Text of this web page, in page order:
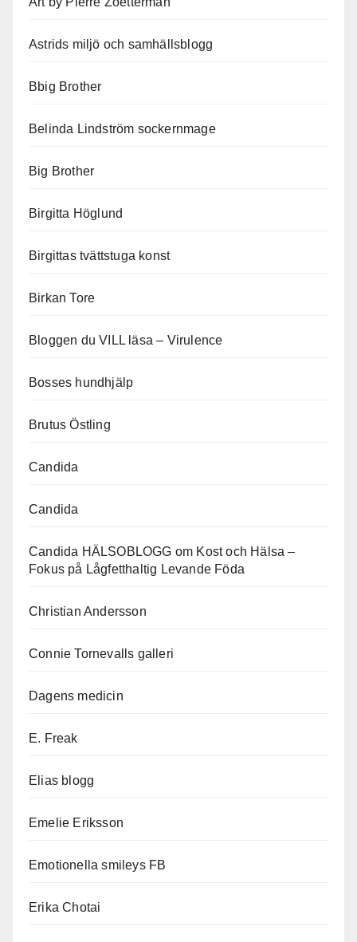
Astrids miljö och samhällsblogg
Bbig Brother
Belinda Lindström sockernmage
Big Brother
Birgitta Höglund
Birgittas tvättstuga konst
Birkan Tore
Bloggen du VILL läsa – Virulence
Bosses hundhjälp
Brutus Östling
Candida
Candida
Candida HÄLSOBLOGG om Kost och Hälsa –
Fokus på Lågfetthaltig Levande Föda
Christian Andersson
Connie Tornevalls galleri
Dagens medicin
E. Freak
Elias blogg
Emelie Eriksson
Emotionella smileys FB
Erika Chotai